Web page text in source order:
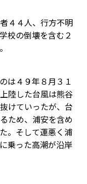
４４人、行方不明
校の倒壊を含む２
は４９年８月３１
陸した台風は熊谷
けていったが、台
ため、浦安を含め
。そして運悪く浦
乗った高潮が沿岸